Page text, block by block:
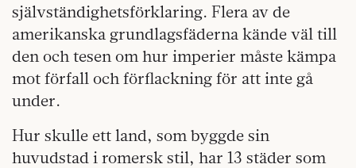
självständighetsförklaring. Flera av de
amerikanska grundlagsfäderna kände väl till
den och tesen om hur imperier måste kämpa
mot förfall och förflackning för att inte gå
under.
Hur skulle ett land, som byggde sin
huvudstad i romersk stil, har 13 städer som